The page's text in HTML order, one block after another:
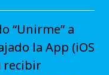
“Unirme” a
la App (iOS
recibir